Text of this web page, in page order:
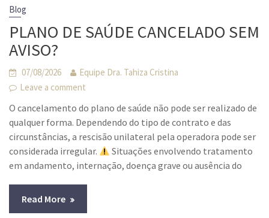
Blog
PLANO DE SAÚDE CANCELADO SEM
AVISO?
07/08/2026
Equipe Dra. Tahiza Cristina
Leave a comment
O cancelamento do plano de saúde não pode ser realizado de
qualquer forma. Dependendo do tipo de contrato e das
circunstâncias, a rescisão unilateral pela operadora pode ser
considerada irregular.
Situações envolvendo tratamento
em andamento, internação, doença grave ou ausência do
Read More